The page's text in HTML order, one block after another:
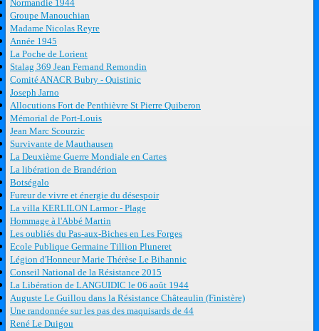
Normandie 1944
Groupe Manouchian
Madame Nicolas Reyre
Année 1945
La Poche de Lorient
Stalag 369 Jean Fernand Remondin
Comité ANACR Bubry - Quistinic
Joseph Jarno
Allocutions Fort de Penthièvre St Pierre Quiberon
Mémorial de Port-Louis
Jean Marc Scourzic
Survivante de Mauthausen
La Deuxième Guerre Mondiale en Cartes
La libération de Brandérion
Botségalo
Fureur de vivre et énergie du désespoir
La villa KERLILON Larmor - Plage
Hommage à l'Abbé Martin
Les oubliés du Pas-aux-Biches en Les Forges
Ecole Publique Germaine Tillion Pluneret
Légion d'Honneur Marie Thérèse Le Bihannic
Conseil National de la Résistance 2015
La Libération de LANGUIDIC le 06 août 1944
Auguste Le Guillou dans la Résistance Châteaulin (Finistère)
Une randonnée sur les pas des maquisards de 44
René Le Duigou